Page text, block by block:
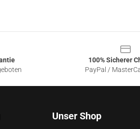
100% Sicherer
PayPal /
Unser Shop